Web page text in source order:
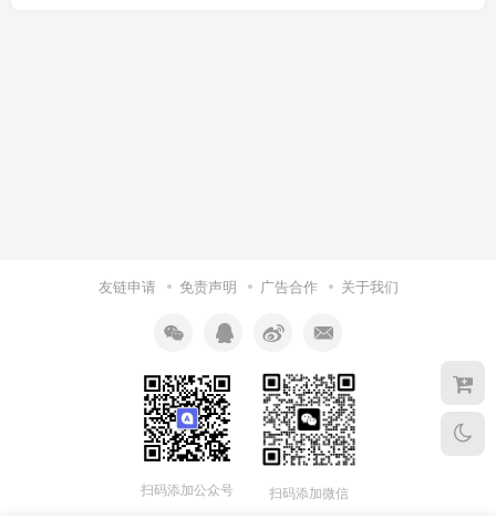
友链申请 免责声明 广告合作 关于我们
扫码添加公众号 扫码添加微信